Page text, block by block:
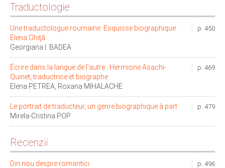
Traductologie
p. 450
Une traductologue roumaine. Esquisse biographique :
Elena Ghiţă
Georgiana I. BADEA
p. 469
Écrire dans la langue de l’autre : Hermione Asachi-
Quinet, traductrice et biographe
Elena PETREA, Roxana MIHALACHE
p. 479
Le portrait de traducteur, un genre biographique à part
Mirela-Cristina POP
Recenzii
p. 496
Din nou despre romantici